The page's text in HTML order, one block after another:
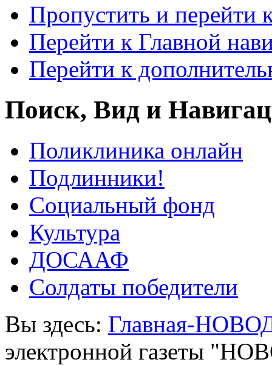
Пропустить и перейти
Перейти к Главной
Перейти к
Поиск, Вид и
Поликлиника онлайн
Подлинники!
Социальный фонд
Культура
ДОСААФ
Солдаты победители
Вы здесь: Главная-
электронной газеты